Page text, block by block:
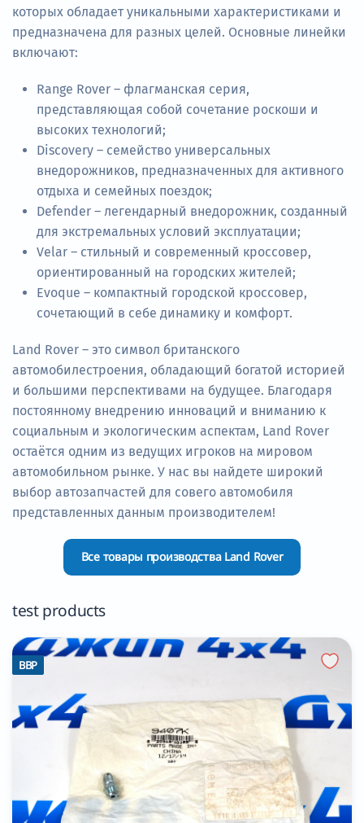
которых обладает уникальными характеристиками и
предназначена для разных целей. Основные линейки
включают:
Range Rover – флагманская серия,
представляющая собой сочетание роскоши и
высоких технологий;
Discovery – семейство универсальных
внедорожников, предназначенных для активного
отдыха и семейных поездок;
Defender – легендарный внедорожник, созданный
для экстремальных условий эксплуатации;
Velar – стильный и современный кроссовер,
ориентированный на городских жителей;
Evoque – компактный городской кроссовер,
сочетающий в себе динамику и комфорт.
Land Rover – это символ британского
автомобилестроения, обладающий богатой историей
и большими перспективами на будущее. Благодаря
постоянному внедрению инноваций и вниманию к
социальным и экологическим аспектам, Land Rover
остаётся одним из ведущих игроков на мировом
автомобильном рынке. У нас вы найдете широкий
выбор автозапчастей для совего автомобиля
представленных данным производителем!
Все товары производства Land Rover
test products
BBP